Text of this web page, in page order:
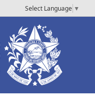
Select Language ▼